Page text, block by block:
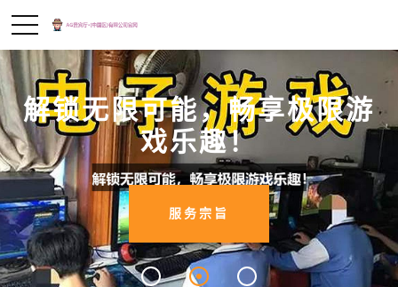
解锁无限可能，畅享极限游
戏乐趣！
服务宗旨